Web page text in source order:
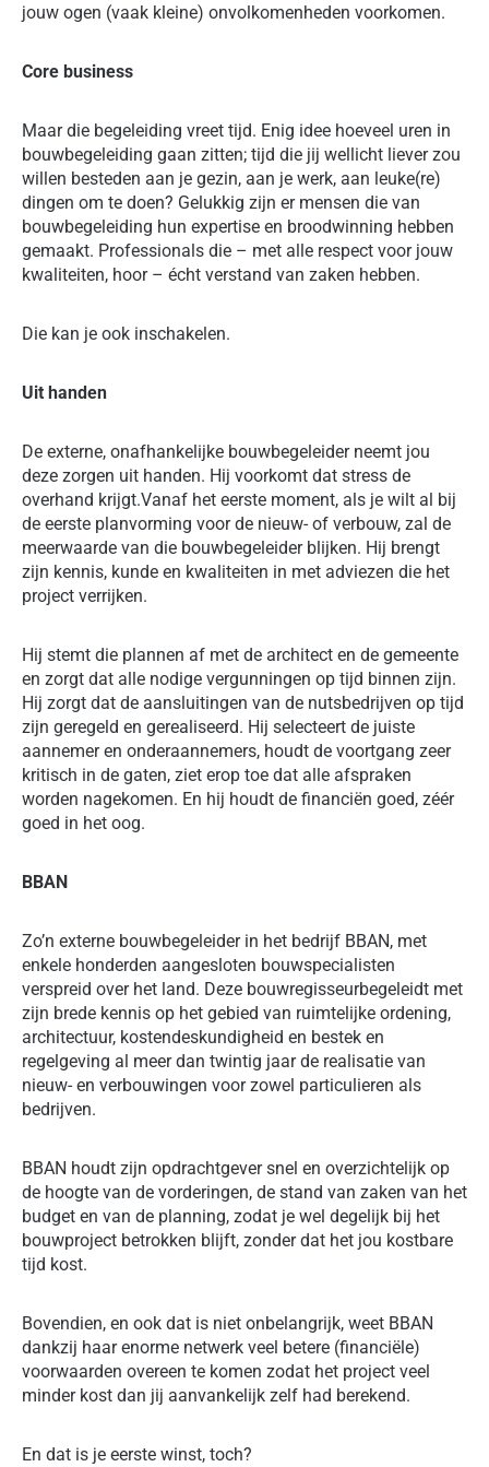
jouw ogen (vaak kleine) onvolkomenheden voorkomen.
Core business
Maar die begeleiding vreet tijd. Enig idee hoeveel uren in
bouwbegeleiding gaan zitten; tijd die jij wellicht liever zou
willen besteden aan je gezin, aan je werk, aan leuke(re)
dingen om te doen? Gelukkig zijn er mensen die van
bouwbegeleiding hun expertise en broodwinning hebben
gemaakt. Professionals die – met alle respect voor jouw
kwaliteiten, hoor – écht verstand van zaken hebben.
Die kan je ook inschakelen.
Uit handen
De externe, onafhankelijke bouwbegeleider neemt jou
deze zorgen uit handen. Hij voorkomt dat stress de
overhand krijgt.Vanaf het eerste moment, als je wilt al bij
de eerste planvorming voor de nieuw- of verbouw, zal de
meerwaarde van die bouwbegeleider blijken. Hij brengt
zijn kennis, kunde en kwaliteiten in met adviezen die het
project verrijken.
Hij stemt die plannen af met de architect en de gemeente
en zorgt dat alle nodige vergunningen op tijd binnen zijn.
Hij zorgt dat de aansluitingen van de nutsbedrijven op tijd
zijn geregeld en gerealiseerd. Hij selecteert de juiste
aannemer en onderaannemers, houdt de voortgang zeer
kritisch in de gaten, ziet erop toe dat alle afspraken
worden nagekomen. En hij houdt de financiën goed, zéér
goed in het oog.
BBAN
Zo’n externe bouwbegeleider in het bedrijf BBAN, met
enkele honderden aangesloten bouwspecialisten
verspreid over het land. Deze bouwregisseurbegeleidt met
zijn brede kennis op het gebied van ruimtelijke ordening,
architectuur, kostendeskundigheid en bestek en
regelgeving al meer dan twintig jaar de realisatie van
nieuw- en verbouwingen voor zowel particulieren als
bedrijven.
BBAN houdt zijn opdrachtgever snel en overzichtelijk op
de hoogte van de vorderingen, de stand van zaken van het
budget en van de planning, zodat je wel degelijk bij het
bouwproject betrokken blijft, zonder dat het jou kostbare
tijd kost.
Bovendien, en ook dat is niet onbelangrijk, weet BBAN
dankzij haar enorme netwerk veel betere (financiële)
voorwaarden overeen te komen zodat het project veel
minder kost dan jij aanvankelijk zelf had berekend.
En dat is je eerste winst, toch?